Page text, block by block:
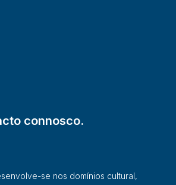
connosco.
se nos domínios cultural,